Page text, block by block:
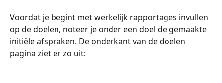
Voordat je begint met werkelijk rapportages invullen
op de doelen, noteer je onder een doel de gemaakte
initiële afspraken. De onderkant van de doelen
pagina ziet er zo uit: